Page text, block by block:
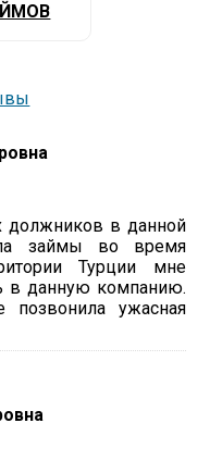
должников в данной
займы во время
Турции мне
в данную компанию.
позвонила ужасная